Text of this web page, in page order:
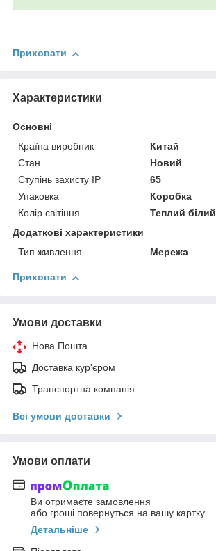
Приховати
Характеристики
Основні
Країна виробник
Китай
Стан
Новий
Ступінь захисту IP
65
Упаковка
Коробка
Колір світіння
Теплий білий
Додаткові характеристики
Тип живлення
Мережа
Приховати
Умови доставки
Нова Пошта
Доставка кур'єром
Транспортна компанія
Всі умови доставки
Умови оплати
Ви отримаєте замовлення
або гроші повернуться на вашу картку
Детальніше